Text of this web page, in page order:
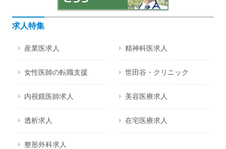
求人特集
産業医求人 精神科医求人
女性医師の転職支援 世田谷・クリニック
内視鏡医師求人 美容医療求人
透析求人 在宅医療求人
整形外科求人